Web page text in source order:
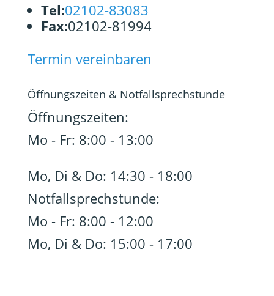
Tel:02102-83083
Fax:02102-81994
Termin vereinbaren
Öffnungszeiten & Notfallsprechstunde
Öffnungszeiten:
Mo - Fr: 8:00 - 13:00
Mo, Di & Do: 14:30 - 18:00
Notfallsprechstunde:
Mo - Fr: 8:00 - 12:00
Mo, Di & Do: 15:00 - 17:00